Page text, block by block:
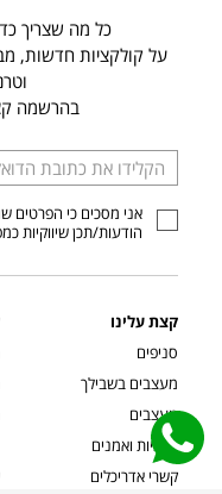
כל מה שצריך
על קולקציות חדשות,
בהרשמה
הכניסו
כתובת
דוא”לאני מסכים כי הפרטים
הודעות/תכן שיווקיות
קצת עלינו
סניפים
מעצבים בשבילך
מעצבים
אמניות ואמנים
קשרי אדריכלים